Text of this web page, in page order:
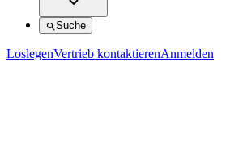
Suche
LoslegenVertrieb kontaktierenAnmelden